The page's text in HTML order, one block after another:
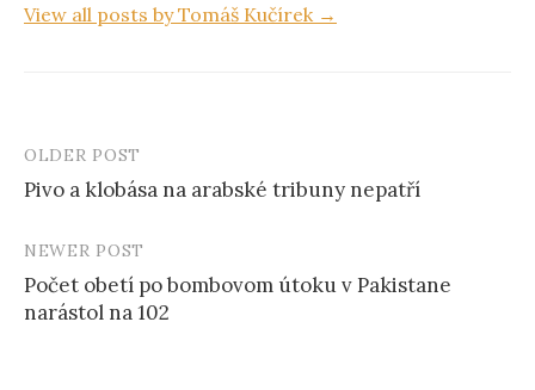
View all posts by Tomáš Kučírek →
o
s
OLDER POST
Pivo a klobása na arabské tribuny nepatří
NEWER POST
Počet obetí po bombovom útoku v Pakistane
narástol na 102